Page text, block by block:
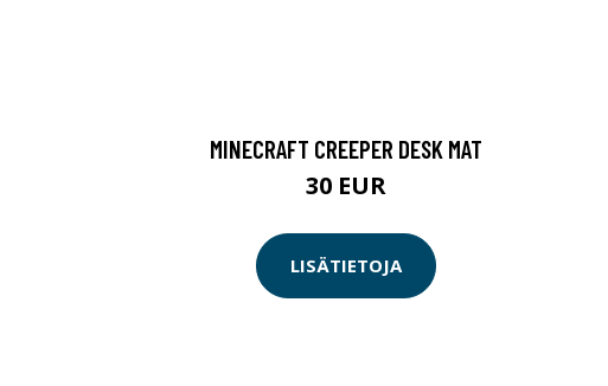
MINECRAFT CREEPER DESK MAT
30 EUR
LISÄTIETOJA